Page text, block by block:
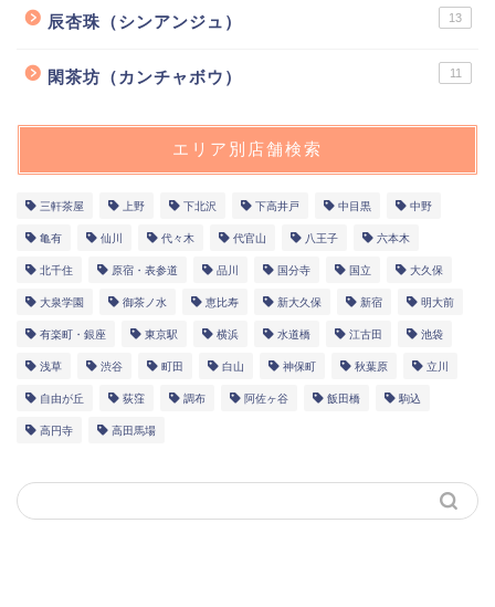
辰杏珠（シンアンジュ） 13
閑茶坊（カンチャボウ） 11
エリア別店舗検索
三軒茶屋 上野 下北沢 下高井戸 中目黒 中野
亀有 仙川 代々木 代官山 八王子 六本木
北千住 原宿・表参道 品川 国分寺 国立 大久保
大泉学園 御茶ノ水 恵比寿 新大久保 新宿 明大前
有楽町・銀座 東京駅 横浜 水道橋 江古田 池袋
浅草 渋谷 町田 白山 神保町 秋葉原 立川
自由が丘 荻窪 調布 阿佐ヶ谷 飯田橋 駒込
高円寺 高田馬場